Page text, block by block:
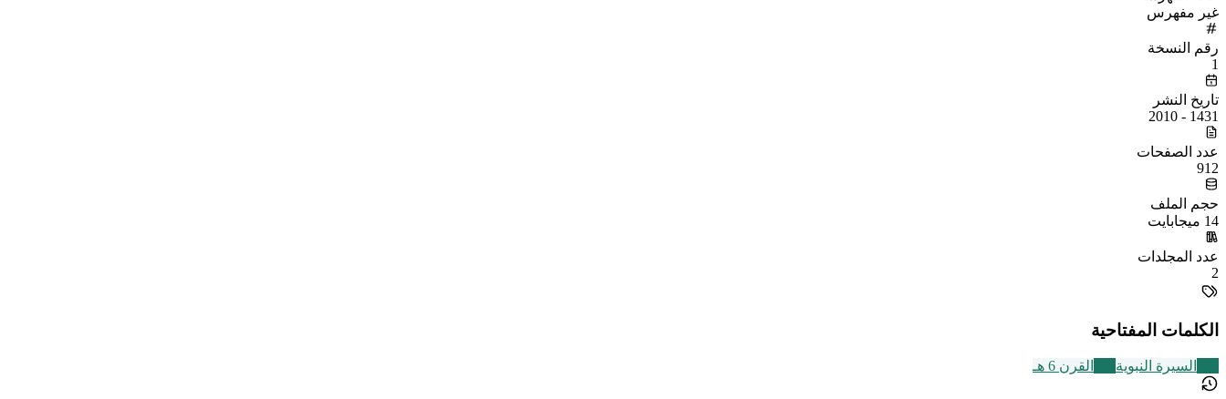
غير مفهرس
رقم النسخة
1
تاريخ النشر
1431 - 2010
عدد الصفحات
912
حجم الملف
14 ميجابايت
عدد المجلدات
2
الكلمات المفتاحية
السيرة النبوية القرن 6 هـ